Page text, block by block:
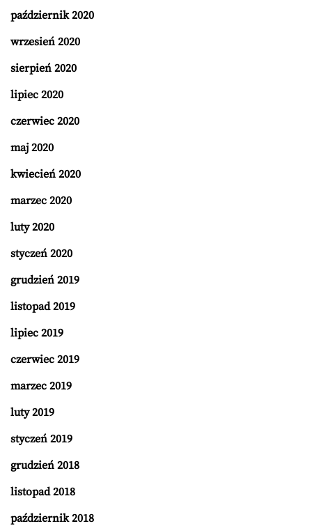
październik 2020
wrzesień 2020
sierpień 2020
lipiec 2020
czerwiec 2020
maj 2020
kwiecień 2020
marzec 2020
luty 2020
styczeń 2020
grudzień 2019
listopad 2019
lipiec 2019
czerwiec 2019
marzec 2019
luty 2019
styczeń 2019
grudzień 2018
listopad 2018
październik 2018